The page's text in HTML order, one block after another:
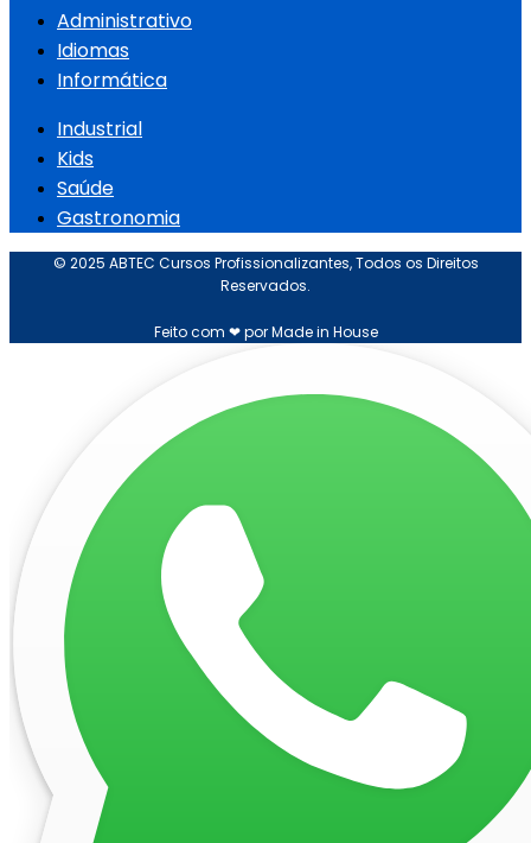
Administrativo
Idiomas
Informática
Industrial
Kids
Saúde
Gastronomia
© 2025 ABTEC Cursos Profissionalizantes, Todos os Direitos
Reservados.
Feito com ❤ por Made in House